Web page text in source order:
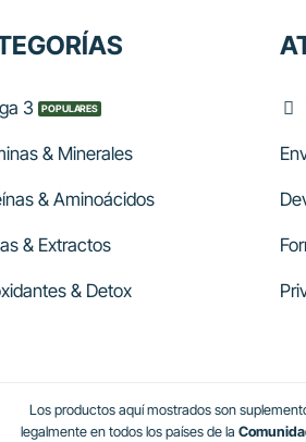
3
& Minerales
& Aminoácidos
& Extractos
& Detox
Los productos aquí mostrados son
legalmente en todos los países de la